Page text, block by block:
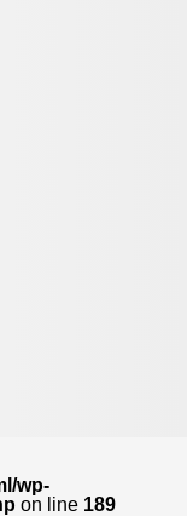
wp-
on line 189